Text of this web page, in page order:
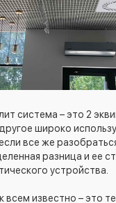
система – это 2
широко
все же
разница и ее
устройства.
всем известно – это